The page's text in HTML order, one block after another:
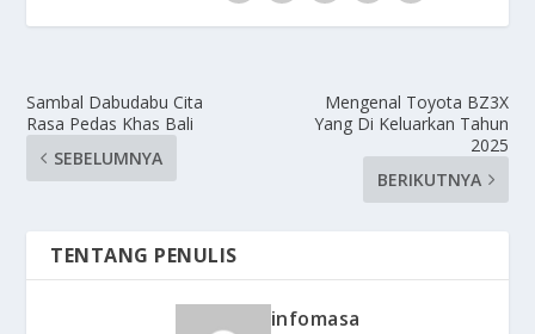
Sambal Dabudabu Cita
Rasa Pedas Khas Bali
SEBELUMNYA
Mengenal Toyota BZ3X
Yang Di Keluarkan Tahun
2025
BERIKUTNYA
TENTANG PENULIS
infomasa